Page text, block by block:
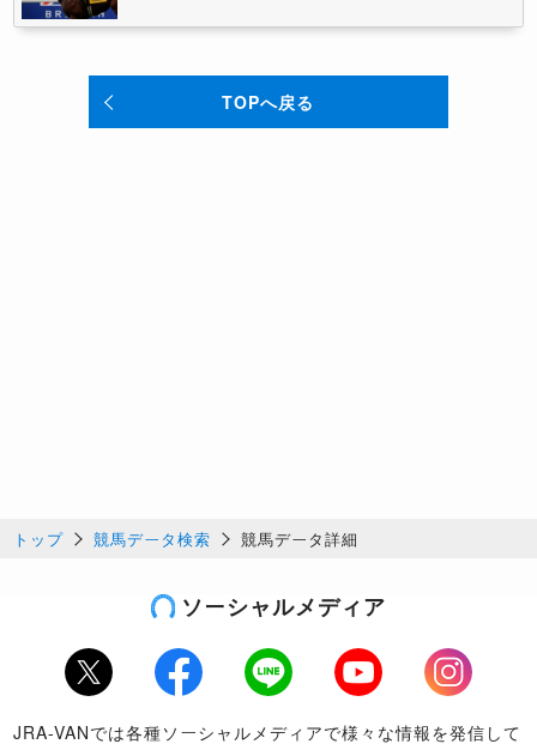
TOPへ戻る
トップ 競馬データ検索 競馬データ詳細
ソーシャルメディア
Twitter Facebook LINE Youtube
Instagram
JRA-VANでは各種ソーシャルメディアで様々な情報を発信して